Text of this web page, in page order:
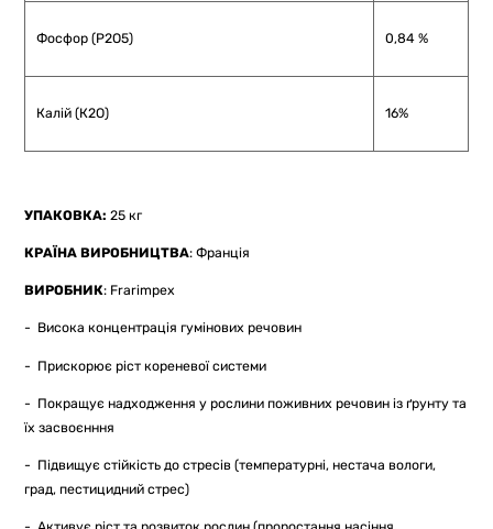
Фосфор (Р2О5) 0,84 %
Калій (К2О) 16%
УПАКОВКА: 25 кг
КРАЇНА ВИРОБНИЦТВА: Франція
ВИРОБНИК: Frarimpex
- Висока концентрація гумінових речовин
- Прискорює ріст кореневої системи
- Покращує надходження у рослини поживних речовин із ґрунту та
їх засвоєнння
- Підвищує стійкість до стресів (температурні, нестача вологи,
град, пестицидний стрес)